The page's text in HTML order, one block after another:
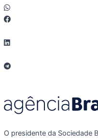
O presidente da Sociedade